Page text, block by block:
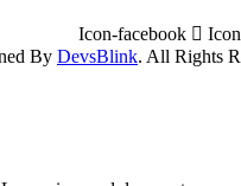
Icon-facebook
DevsBlink. All Rights